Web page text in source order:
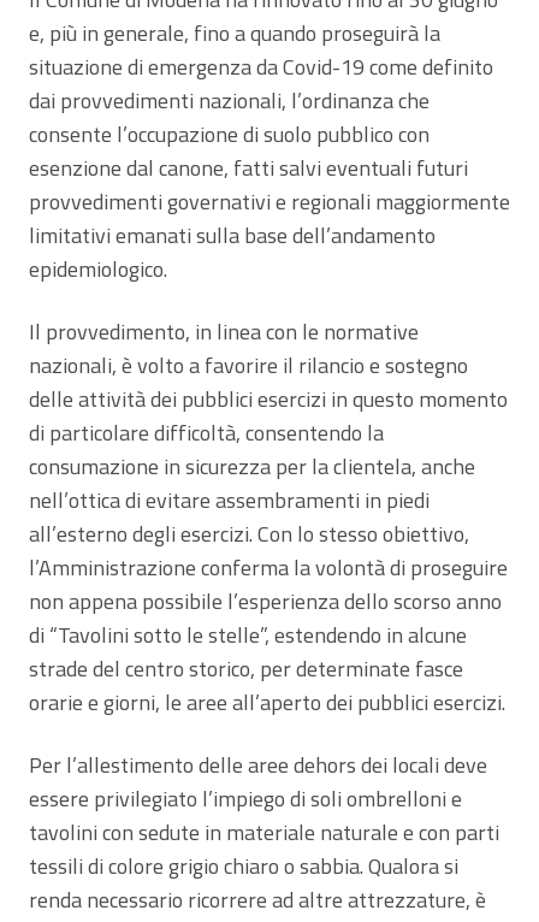
e, più in generale, fino a quando proseguirà la
situazione di emergenza da Covid-19 come definito
dai provvedimenti nazionali, l’ordinanza che
consente l’occupazione di suolo pubblico con
esenzione dal canone, fatti salvi eventuali futuri
provvedimenti governativi e regionali maggiormente
limitativi emanati sulla base dell’andamento
epidemiologico.
Il provvedimento, in linea con le normative
nazionali, è volto a favorire il rilancio e sostegno
delle attività dei pubblici esercizi in questo momento
di particolare difficoltà, consentendo la
consumazione in sicurezza per la clientela, anche
nell’ottica di evitare assembramenti in piedi
all’esterno degli esercizi. Con lo stesso obiettivo,
l’Amministrazione conferma la volontà di proseguire
non appena possibile l’esperienza dello scorso anno
di “Tavolini sotto le stelle”, estendendo in alcune
strade del centro storico, per determinate fasce
orarie e giorni, le aree all’aperto dei pubblici esercizi.
Per l’allestimento delle aree dehors dei locali deve
essere privilegiato l’impiego di soli ombrelloni e
tavolini con sedute in materiale naturale e con parti
tessili di colore grigio chiaro o sabbia. Qualora si
renda necessario ricorrere ad altre attrezzature, è